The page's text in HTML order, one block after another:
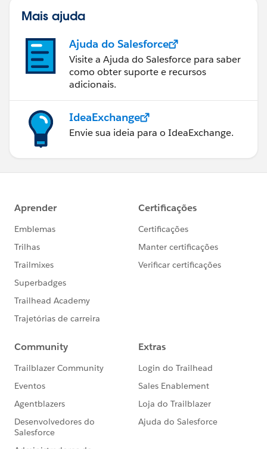
Mais ajuda
Ajuda do Salesforce
Visite a Ajuda do Salesforce para saber
como obter suporte e recursos
adicionais.
IdeaExchange
Envie sua ideia para o IdeaExchange.